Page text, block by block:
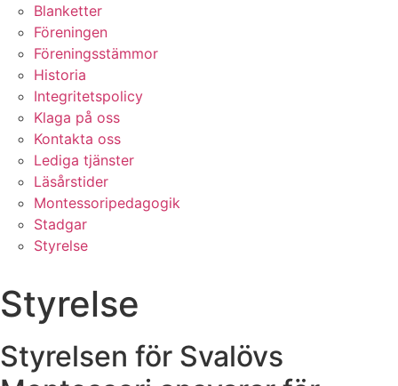
Blanketter
Föreningen
Föreningsstämmor
Historia
Integritetspolicy
Klaga på oss
Kontakta oss
Lediga tjänster
Läsårstider
Montessoripedagogik
Stadgar
Styrelse
Styrelse
Styrelsen för Svalövs